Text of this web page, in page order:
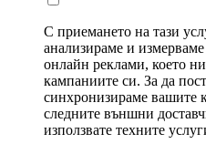
С приемането на тази
анализираме и
онлайн реклами, което
кампаниите си. За да
синхронизираме вашите
следните външни
използвате техните